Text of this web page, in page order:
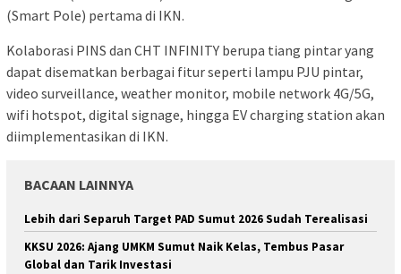
(Smart Pole) pertama di IKN.
Kolaborasi PINS dan CHT INFINITY berupa tiang pintar yang
dapat disematkan berbagai fitur seperti lampu PJU pintar,
video surveillance, weather monitor, mobile network 4G/5G,
wifi hotspot, digital signage, hingga EV charging station akan
diimplementasikan di IKN.
BACAAN LAINNYA
Lebih dari Separuh Target PAD Sumut 2026 Sudah Terealisasi
KKSU 2026: Ajang UMKM Sumut Naik Kelas, Tembus Pasar
Global dan Tarik Investasi